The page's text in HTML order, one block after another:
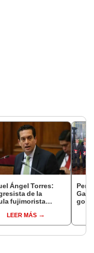
Ángel Torres:
de la
fujimorista
LEER MÁS